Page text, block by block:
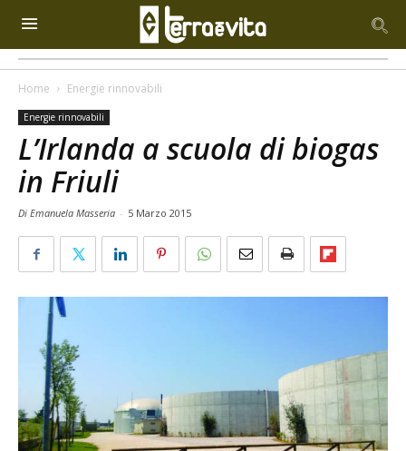
Home Energie rinnovabili
Energie rinnovabili
L’Irlanda a scuola di biogas
in Friuli
Di Emanuela Masseria - 5 Marzo 2015